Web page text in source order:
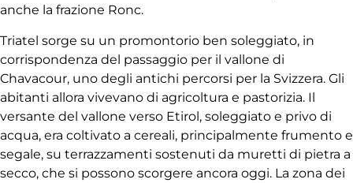
anche la frazione Ronc.
Triatel sorge su un promontorio ben soleggiato, in
corrispondenza del passaggio per il vallone di
Chavacour, uno degli antichi percorsi per la Svizzera. Gli
abitanti allora vivevano di agricoltura e pastorizia. Il
versante del vallone verso Etirol, soleggiato e privo di
acqua, era coltivato a cereali, principalmente frumento e
segale, su terrazzamenti sostenuti da muretti di pietra a
secco, che si possono scorgere ancora oggi. La zona dei